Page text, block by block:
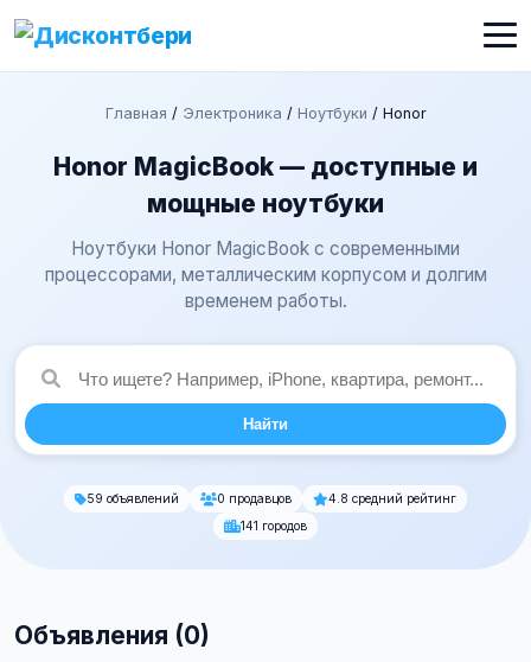
Главная / Электроника / Ноутбуки / Honor
Honor MagicBook — доступные и
мощные ноутбуки
Ноутбуки Honor MagicBook с современными
процессорами, металлическим корпусом и долгим
временем работы.
Найти
59 объявлений 0 продавцов
4.8 средний рейтинг
141 городов
Объявления (0)